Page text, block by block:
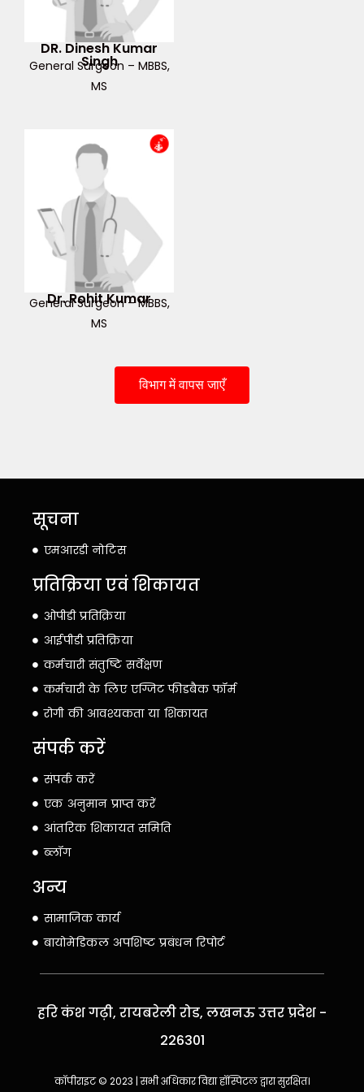
DR. Dinesh Kumar
Singh
General Surgeon – MBBS,
MS
Dr. Rohit Kumar
General Surgeon – MBBS,
MS
विभाग में वापस जाएँ
सूचना
एमआरडी नोटिस
प्रतिक्रिया एवं शिकायत
ओपीडी प्रतिक्रिया
आईपीडी प्रतिक्रिया
कर्मचारी संतुष्टि सर्वेक्षण
कर्मचारी के लिए एग्जिट फीडबैक फॉर्म
रोगी की आवश्यकता या शिकायत
संपर्क करें
संपर्क करें
एक अनुमान प्राप्त करें
आंतरिक शिकायत समिति
ब्लॉग
अन्य
सामाजिक कार्य
बायोमेडिकल अपशिष्ट प्रबंधन रिपोर्ट
हरि कंश गढ़ी, रायबरेली रोड, लखनऊ उत्तर प्रदेश -
226301
कॉपीराइट © 2023 | सभी अधिकार विद्या हॉस्पिटल द्वारा सुरक्षित।